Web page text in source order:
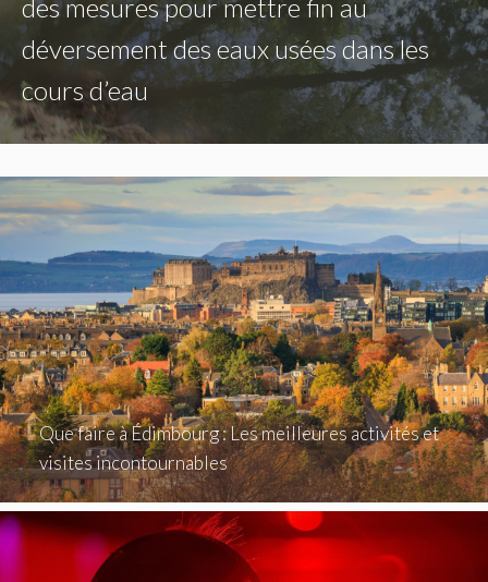
des mesures pour mettre fin au
déversement des eaux usées dans les
cours d’eau
Que faire à Édimbourg : Les meilleures activités et
visites incontournables